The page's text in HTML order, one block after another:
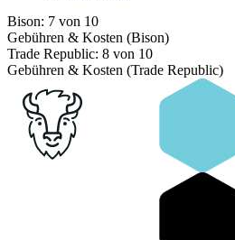
Bison: 7 von 10
Gebühren & Kosten (Bison)
Trade Republic: 8 von 10
Gebühren & Kosten (Trade Republic)